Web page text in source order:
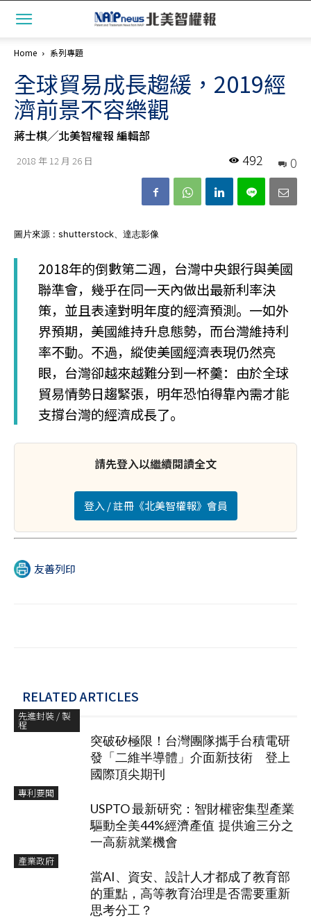
Home 系列專題
全球貿易成長趨緩，2019經
濟前景不容樂觀
蔣士棋╱北美智權報 編輯部
2018 年 12 月 26 日 0
492
圖片來源 : shutterstock、達志影像
2018年的倒數第二週，台灣中央銀行與美國
聯準會，幾乎在同一天內做出最新利率決
策，並且表達對明年度的經濟預測。一如外
界預期，美國維持升息態勢，而台灣維持利
率不動。不過，縱使美國經濟表現仍然亮
眼，台灣卻越來越難分到一杯羹：由於全球
貿易情勢日趨緊張，明年恐怕得靠內需才能
支撐台灣的經濟成長了。
請先登入以繼續閱讀全文
登入 / 註冊《北美智權報》會員
友善列印
RELATED ARTICLES
先進封裝 / 製
程
突破矽極限！台灣團隊攜手台積電研
發「二維半導體」介面新技術 登上
國際頂尖期刊
專利要聞
USPTO 最新研究：智財權密集型產業
驅動全美44%經濟產值 提供逾三分之
一高薪就業機會
產業政府
當AI、資安、設計人才都成了教育部
的重點，高等教育治理是否需要重新
思考分工？